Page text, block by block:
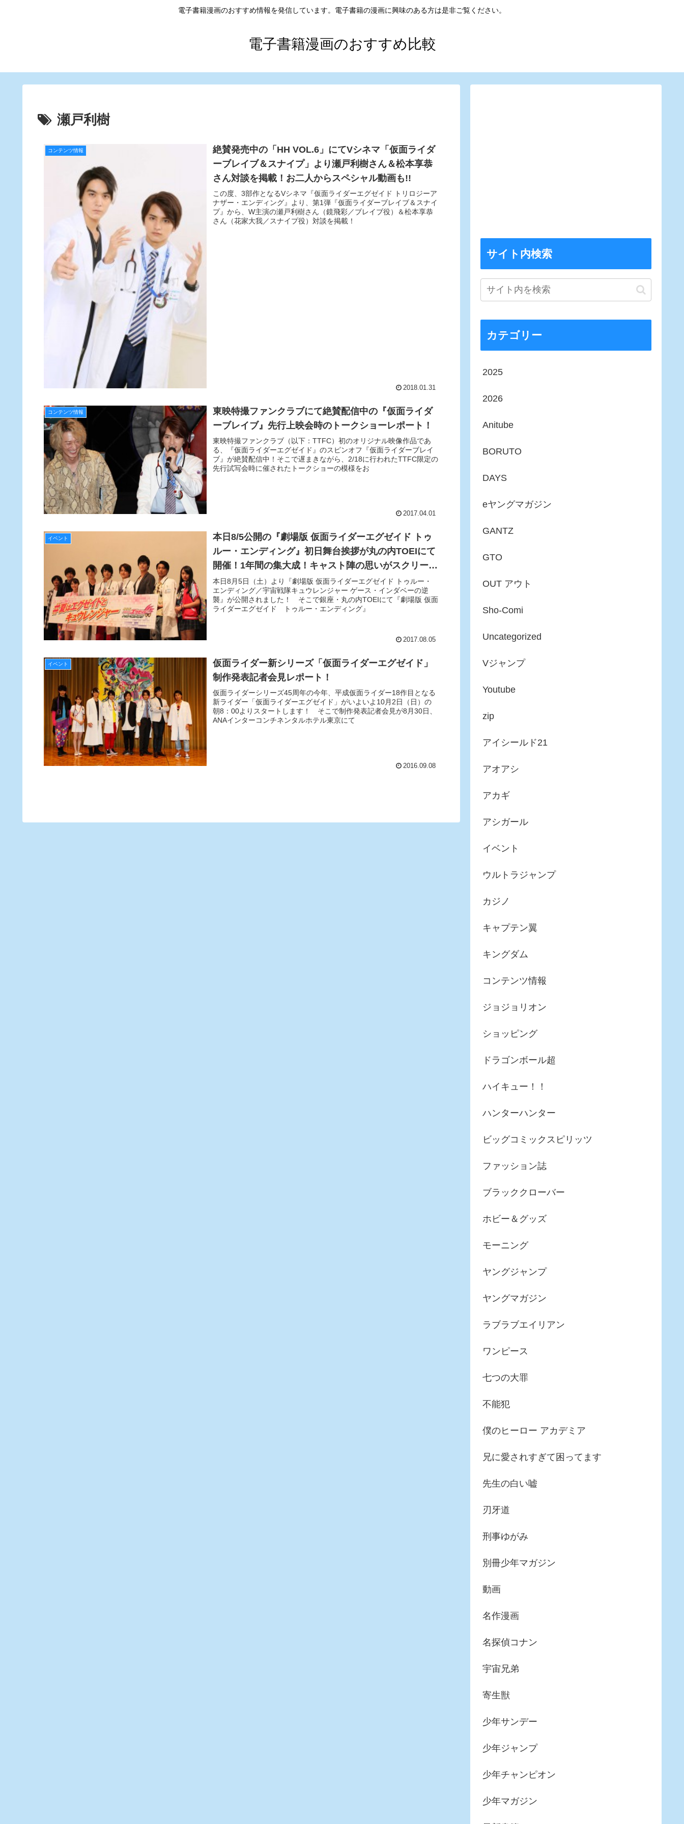
電子書籍漫画のおすすめ情報を発信しています。電子書籍の漫画に興味のある方は是非ご覧ください。
電子書籍漫画のおすすめ比較
瀬戸利樹
コンテンツ情報
絶賛発売中の「HH VOL.6」にてVシネマ「仮面ライダ
ーブレイブ＆スナイプ」より瀬戸利樹さん＆松本享恭
さん対談を掲載！お二人からスペシャル動画も!!
この度、3部作となるVシネマ『仮面ライダーエグゼイド トリロジーア
ナザー・エンディング』より、第1弾『仮面ライダーブレイブ＆スナイ
プ』から、W主演の瀬戸利樹さん（鏡飛彩／ブレイブ役）＆松本享恭
さん（花家大我／スナイプ役）対談を掲載！
2018.01.31
コンテンツ情報
東映特撮ファンクラブにて絶賛配信中の『仮面ライダ
ーブレイブ』先行上映会時のトークショーレポート！
東映特撮ファンクラブ（以下：TTFC）初のオリジナル映像作品であ
る、『仮面ライダーエグゼイド』のスピンオフ『仮面ライダーブレイ
ブ』が絶賛配信中！そこで遅まきながら、2/18に行われたTTFC限定の
先行試写会時に催されたトークショーの模様をお
2017.04.01
イベント
本日8/5公開の『劇場版 仮面ライダーエグゼイド トゥ
ルー・エンディング』初日舞台挨拶が丸の内TOEIにて
開催！1年間の集大成！キャスト陣の思いがスクリーン
に!!
本日8月5日（土）より『劇場版 仮面ライダーエグゼイド トゥルー・
エンディング／宇宙戦隊キュウレンジャー ゲース・インダベーの逆
襲』が公開されました！ そこで銀座・丸の内TOEIにて『劇場版 仮面
ライダーエグゼイド トゥルー・エンディング』
2017.08.05
イベント
仮面ライダー新シリーズ「仮面ライダーエグゼイド」
制作発表記者会見レポート！
仮面ライダーシリーズ45周年の今年、平成仮面ライダー18作目となる
新ライダー「仮面ライダーエグゼイド」がいよいよ10月2日（日）の
朝8：00よりスタートします！ そこで制作発表記者会見が8月30日、
ANAインターコンチネンタルホテル東京にて
2016.09.08
サイト内検索
カテゴリー
2025
2026
Anitube
BORUTO
DAYS
eヤングマガジン
GANTZ
GTO
OUT アウト
Sho-Comi
Uncategorized
Vジャンプ
Youtube
zip
アイシールド21
アオアシ
アカギ
アシガール
イベント
ウルトラジャンプ
カジノ
キャプテン翼
キングダム
コンテンツ情報
ジョジョリオン
ショッピング
ドラゴンボール超
ハイキュー！！
ハンターハンター
ビッグコミックスピリッツ
ファッション誌
ブラッククローバー
ホビー＆グッズ
モーニング
ヤングジャンプ
ヤングマガジン
ラブラブエイリアン
ワンピース
七つの大罪
不能犯
僕のヒーロー アカデミア
兄に愛されすぎて困ってます
先生の白い嘘
刃牙道
刑事ゆがみ
別冊少年マガジン
動画
名作漫画
名探偵コナン
宇宙兄弟
寄生獣
少年サンデー
少年ジャンプ
少年チャンピオン
少年マガジン